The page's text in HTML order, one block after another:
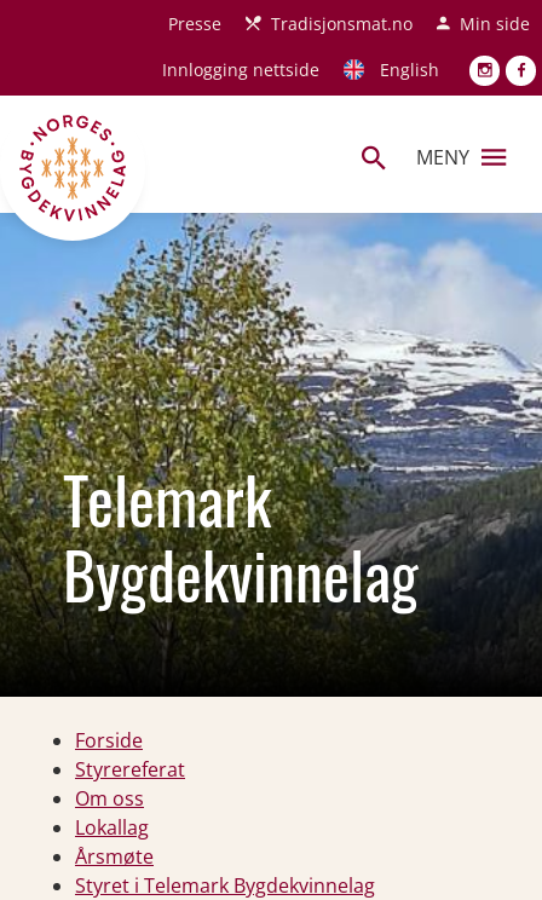
Hopp til hovedinnholdPresse Tradisjonsmat.no
Min side
Innlogging nettside
English
MENY
Telemark
Bygdekvinnelag
Forside
Styrereferat
Om oss
Lokallag
Årsmøte
Styret i Telemark Bygdekvinnelag